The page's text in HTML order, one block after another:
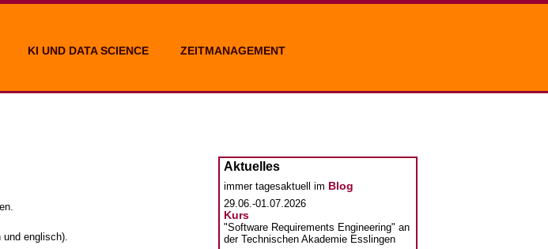
KI UND DATA SCIENCE ZEITMANAGEMENT
englisch).
Aktuelles
immer tagesaktuell im Blog
29.06.-01.07.2026
Kurs
"Software Requirements Engineering" an
der Technischen Akademie Esslingen